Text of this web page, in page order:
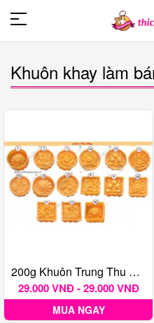
Khuôn khay làm
200g Khuôn Trung Thu Nướng-DẻoVĩnh Trường
29.000 VNĐ - 29.000 VNĐ
MUA NGAY